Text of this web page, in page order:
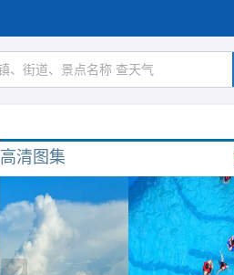
高清图集